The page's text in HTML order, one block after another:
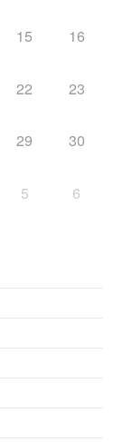
15 16
22 23
29 30
5 6